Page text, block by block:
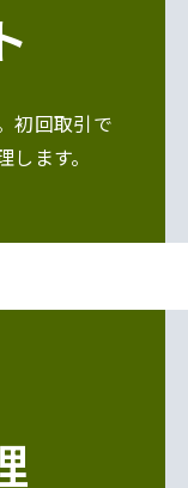
初回取引で
ます。